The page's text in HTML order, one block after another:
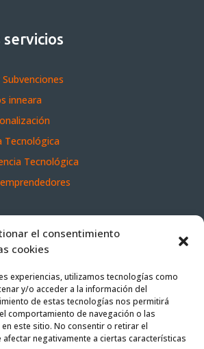
el consentimiento
cookies
experiencias, utilizamos tecnologías como
y/o acceder a la información del
de estas tecnologías nos permitirá
comportamiento de navegación o las
este sitio. No consentir o retirar el
negativamente a ciertas características
inneara
Tecnológica
Tecnológica
estamos
León Felipe, 7-9, local